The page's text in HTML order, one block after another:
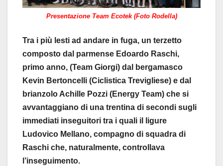
Presentazione Team Ecotek (Foto Rodella)
Tra i più lesti ad andare in fuga, un terzetto
composto dal parmense Edoardo Raschi,
primo anno, (Team Giorgi) dal bergamasco
Kevin Bertoncelli (Ciclistica Trevigliese) e dal
brianzolo Achille Pozzi (Energy Team) che si
avvantaggiano di una trentina di secondi sugli
immediati inseguitori tra i quali il ligure
Ludovico Mellano, compagno di squadra di
Raschi che, naturalmente, controllava
l’inseguimento.